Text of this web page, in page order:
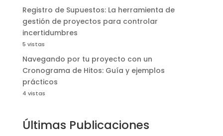
Registro de Supuestos: La herramienta de
gestión de proyectos para controlar
incertidumbres
5 vistas
Navegando por tu proyecto con un
Cronograma de Hitos: Guía y ejemplos
prácticos
4 vistas
Últimas Publicaciones